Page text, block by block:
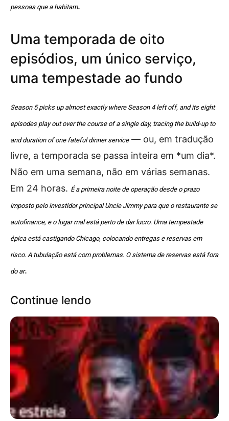
pessoas que a habitam.
Uma temporada de oito
episódios, um único serviço,
uma tempestade ao fundo
Season 5 picks up almost exactly where Season 4 left off, and its eight
episodes play out over the course of a single day, tracing the build-up to
and duration of one fateful dinner service— ou, em tradução
livre, a temporada se passa inteira em *um dia*.
Não em uma semana, não em várias semanas.
Em 24 horas. É a primeira noite de operação desde o prazo
imposto pelo investidor principal Uncle Jimmy para que o restaurante se
autofinance, e o lugar mal está perto de dar lucro. Uma tempestade
épica está castigando Chicago, colocando entregas e reservas em
risco. A tubulação está com problemas. O sistema de reservas está fora
do ar.
Continue lendo